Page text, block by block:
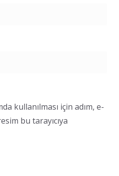
kullanılması için adım, e-
bu tarayıcıya